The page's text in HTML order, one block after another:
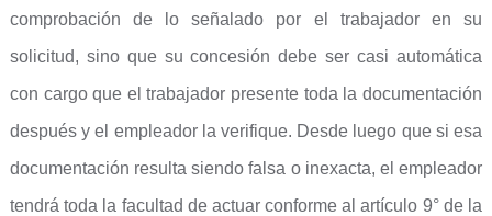
comprobación de lo señalado por el trabajador en su
solicitud, sino que su concesión debe ser casi automática
con cargo que el trabajador presente toda la documentación
después y el empleador la verifique. Desde luego que si esa
documentación resulta siendo falsa o inexacta, el empleador
tendrá toda la facultad de actuar conforme al artículo 9° de la